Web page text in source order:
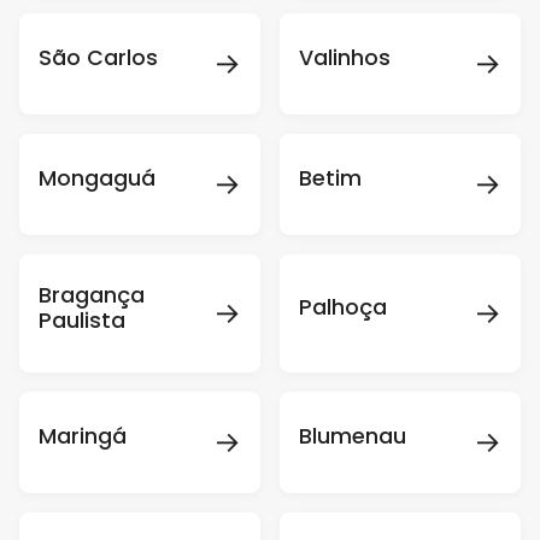
São Carlos → Valinhos →
Mongaguá → Betim →
Bragança
Paulista
→ Palhoça →
Maringá → Blumenau →